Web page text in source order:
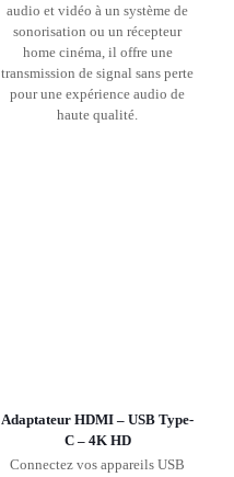
audio et vidéo à un système de
sonorisation ou un récepteur
home cinéma, il offre une
transmission de signal sans perte
pour une expérience audio de
haute qualité.
Adaptateur HDMI – USB Type-
C – 4K HD
Connectez vos appareils USB